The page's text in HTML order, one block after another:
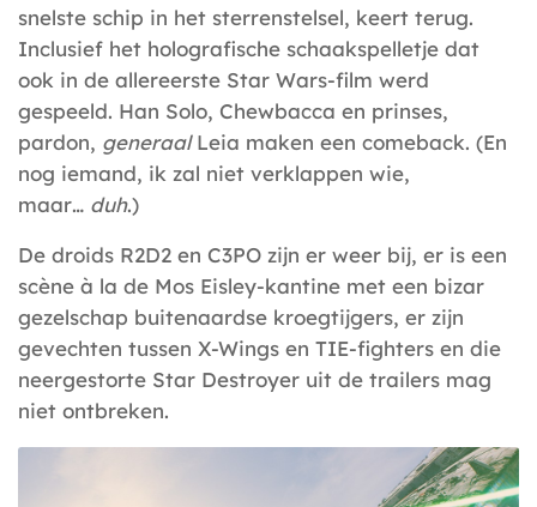
snelste schip in het sterrenstelsel, keert terug.
Inclusief het holografische schaakspelletje dat
ook in de allereerste Star Wars-film werd
gespeeld. Han Solo, Chewbacca en prinses,
pardon, generaalLeia maken een comeback. (En
nog iemand, ik zal niet verklappen wie,
maar… duh.)
De droids R2D2 en C3PO zijn er weer bij, er is een
scène à la de Mos Eisley-kantine met een bizar
gezelschap buitenaardse kroegtijgers, er zijn
gevechten tussen X-Wings en TIE-fighters en die
neergestorte Star Destroyer uit de trailers mag
niet ontbreken.